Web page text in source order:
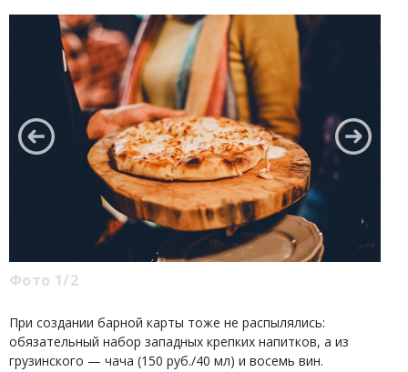
Фото 1/2
При создании барной карты тоже не распылялись:
обязательный набор западных крепких напитков, а из
грузинского — чача (150 руб./40 мл) и восемь вин.